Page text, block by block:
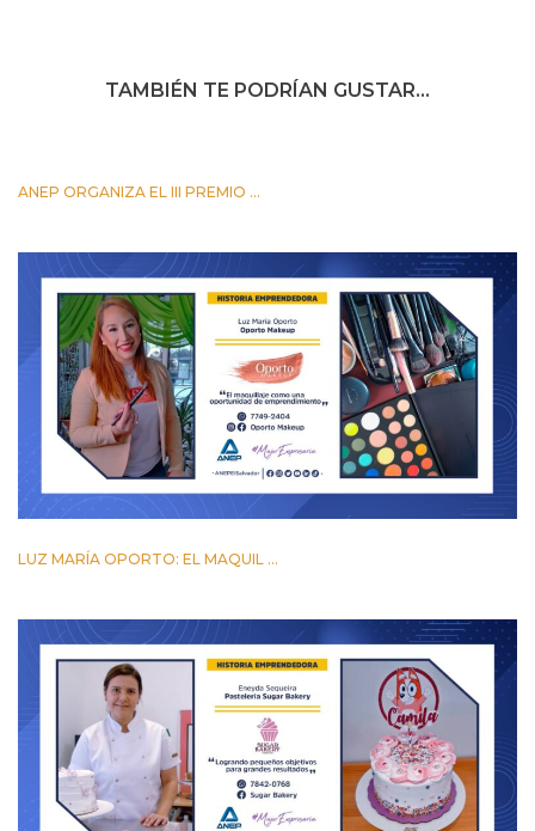
TAMBIÉN TE PODRÍAN GUSTAR...
ANEP ORGANIZA EL III PREMIO ...
LUZ MARÍA OPORTO: EL MAQUIL ...